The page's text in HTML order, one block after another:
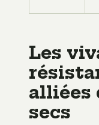
Les
alliées
secs